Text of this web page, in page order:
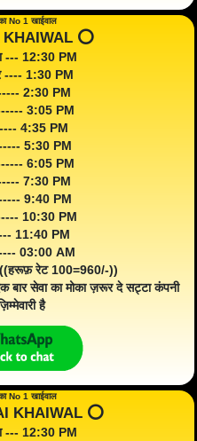
No 1 खाईवाल
⭕️
--- 12:30 PM
---- 1:30 PM
2:30 PM
------ 3:05 PM
4:35 PM
5:30 PM
6:05 PM
7:30 PM
9:40 PM
10:30 PM
11:40 PM
03:00 AM
रेट 100=960/-))
बार सेवा का मोका ज़रूर दे सट्टा कंपनी
है
No 1 खाईवाल
KHAIWAL ⭕️
--- 12:30 PM